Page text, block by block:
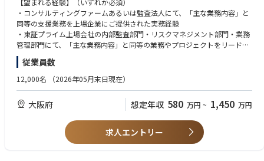
■グループガバナンス支援
・ガバナンスポリシー策定
・コンプライアンス態勢高度化
・グループガバナンス高度化
■リスクマネジメント支援
・リスクマネジメント体制構築
・リスクマネジメント活動（計画策定・リスク選定・評価・モニタリン
グ等）の高度化
・海外子会社に対するリスクマネジメント活動
【望まれる経験】（いずれか必須）
・コンサルティングファームあるいは監査法人にて、「主な業務内容」と
同等の支援業務を上場企業にご提供された実務経験
・東証プライム上場会社の内部監査部門・リスクマネジメント部門・業務
管理部門にて、「主な業務内容」と同等の業務やプロジェクトをリードさ
れた実務経験
【求める資格・経験】（必須ではなく、あれば尚可）
・公認会計士
・英語を活用した業務経験
従業員数
12,000名 （2026年05月末日現在）
大阪府 想定年収 580 万円 ~ 1,450 万円
求人エントリー